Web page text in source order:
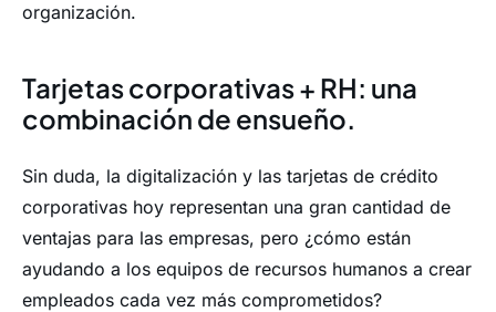
organización.
Tarjetas corporativas + RH: una
combinación de ensueño.
Sin duda, la digitalización y las tarjetas de crédito
corporativas hoy representan una gran cantidad de
ventajas para las empresas, pero ¿cómo están
ayudando a los equipos de recursos humanos a crear
empleados cada vez más comprometidos?